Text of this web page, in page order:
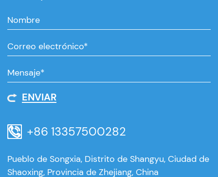
ENVIAR
+86 13357500282
Pueblo de Songxia, Distrito de Shangyu, Ciudad de
Shaoxing, Provincia de Zhejiang, China